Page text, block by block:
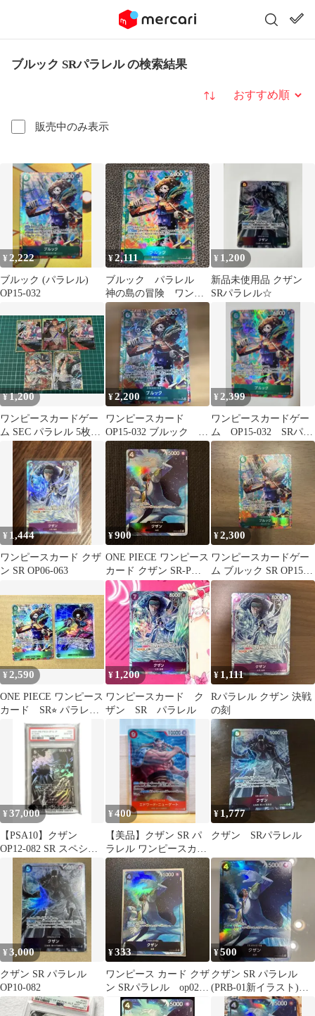
ブルック SRパラレル の検索結果
販売中のみ表示
並び替え
¥ 2,222
ブルック (パラレル)
OP15-032
¥2,111
ブルック パラレル
神の島の冒険 ワンピ
ースカード
¥ 1,200
新品未使用品 クザン
SRパラレル☆
¥1,200
ワンピースカードゲー
ム SEC パラレル 5枚セ
ット
¥2,200
ワンピースカード
OP15-032 ブルック
SR パラレル
¥ 2,399
ワンピースカードゲー
ム OP15-032 SRパラ
レル ブルック 神の
島の冒険
¥ 1,444
ワンピースカード クザ
ン SR OP06-063
¥900
ONE PIECE ワンピース
カード クザン SR-P
OP02-096
¥2,300
ワンピースカードゲー
ム ブルック SR OP15
032 パラレル
¥ 2,590
ONE PIECE ワンピース
カード SR⭐︎ パラレ
ル ブルック 2枚セッ
¥ 1,200
ワンピースカード ク
ザン SR パラレル
¥ 1,111
Rパラレル クザン 決戦
の刻
¥37,000
【PSA10】クザン
OP12-082 SR スペシャ
ルパラレル
¥400
【美品】クザン SR パ
ラレル ワンピースカー
ド 頂上決戦 OP02-096
¥ 1,777
クザン SRパラレル
¥3,000
クザン SR パラレル
OP10-082
¥333
ワンピース カード クザ
ン SRパラレル op02-
¥500
クザン SR パラレル
(PRB-01新イラスト)
OP02-096